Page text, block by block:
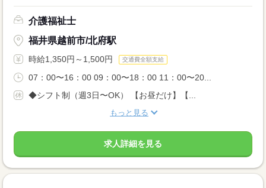
介護福祉士
福井県越前市/北府駅
時給1,350円～1,500円 交通費全額支給
07：00〜16：00 09：00〜18：00 11：00〜20...
◆シフト制（週3日〜OK） 【お昼だけ】【...
もっと見る
求人詳細を見る